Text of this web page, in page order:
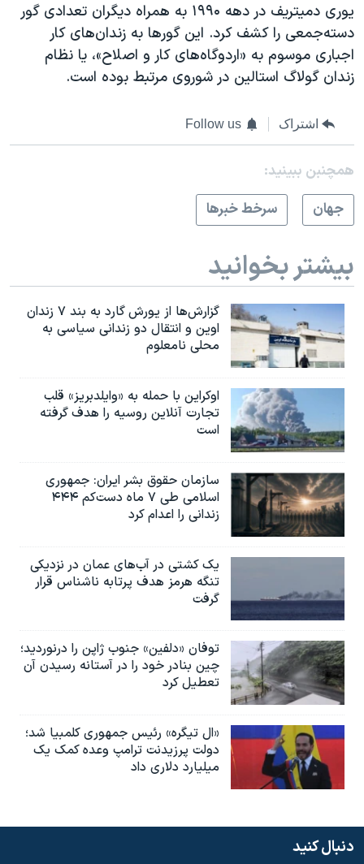
یوری دمیتریف در دهه ۱۹۹۰ به همراه دیگران تعدادی گور
دسته‌جمعی را کشف کرد. این گورها به زندان‌های کار
اجباری موسوم به «اردوگاه‌های کار و اصلاح»، یا نظام
زندان گولاگ استالین در شوروی مرتبط بوده است.
اشتراک Follow us
همچنبن ببینید:
جهان
سرخط خبرها
بیشتر بخوانید
گزارش‌ها از یورش گارد به بند ۷ زندان
اوین و انتقال دو زندانی سیاسی به
محلی نامعلوم
اوکراین با حمله به «وایلدبریز» قلب
تجارت آنلاین روسیه را هدف گرفته
است
سازمان حقوق بشر ایران: جمهوری
اسلامی طی ۷ ماه دست‌کم ۴۴۴
زندانی را اعدام کرد
یک کشتی در آب‌های عمان در نزدیکی
تنگه هرمز هدف پرتابه ناشناس قرار
گرفت
توفان «دلفین» جنوب ژاپن را درنوردید؛
چین بنادر خود را در آستانه رسیدن آن
تعطیل کرد
«ال تیگره» رئیس جمهوری کلمبیا شد؛
دولت پرزیدنت ترامپ وعده کمک یک
میلیارد دلاری داد
دنبال کنید